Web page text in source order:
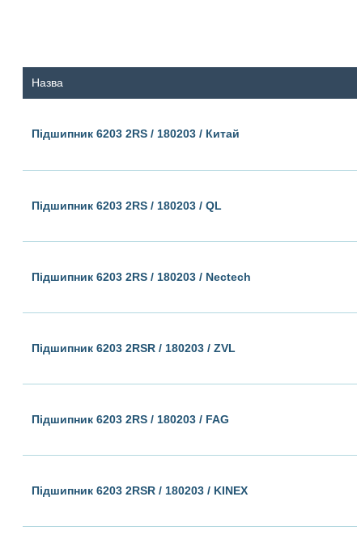
Назва
Підшипник 6203 2RS / 180203 / Китай
Підшипник 6203 2RS / 180203 / QL
Підшипник 6203 2RS / 180203 / Nectech
Підшипник 6203 2RSR / 180203 / ZVL
Підшипник 6203 2RS / 180203 / FAG
Підшипник 6203 2RSR / 180203 / KINEX